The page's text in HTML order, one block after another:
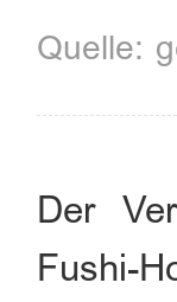
Der
Fushi-